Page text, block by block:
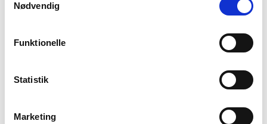
Nødvendig
Funktionelle
Statistik
Marketing
med tråde, med væv, med
Da Agat dør i en ualmindelig høj alder,
hun er toogtres, kan hendes